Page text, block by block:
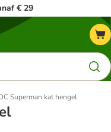
€ 29
Superman kat hengel